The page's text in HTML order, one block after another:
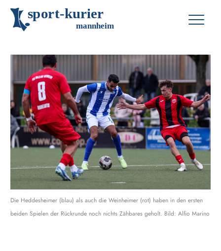
sport-kurier
mannheim
Die Heddesheimer (blau) als auch die Weinheimer (rot) haben in den ersten
beiden Spielen der Rückrunde noch nichts Zähbares geholt. Bild: Alfio Marino